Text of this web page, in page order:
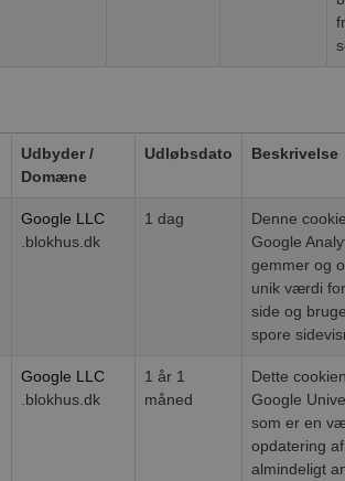
Udbyder /
Domæne
Udløbsdato Beskrivelse
Google LLC
.blokhus.dk
1 dag
Denne
Google
gemmer og
unik værdi
side og
spore
Google LLC
.blokhus.dk
1 år 1
måned
Dette
Google
som er en
opdatering
almindeligt